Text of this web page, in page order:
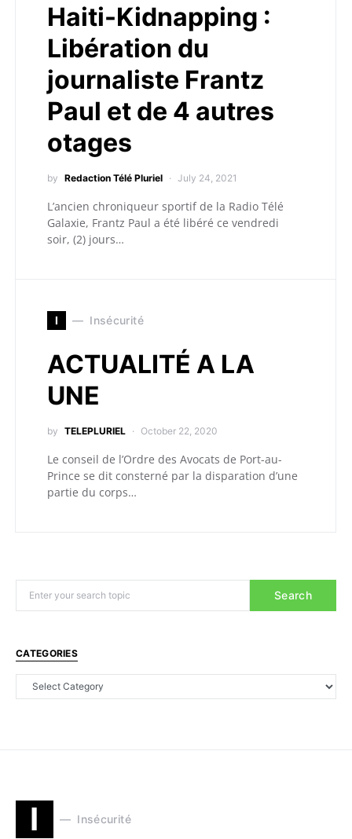
Haiti-Kidnapping :
Libération du
journaliste Frantz
Paul et de 4 autres
otages
by Redaction Télé Pluriel July 24, 2021
L’ancien chroniqueur sportif de la Radio Télé
Galaxie, Frantz Paul a été libéré ce vendredi
soir, (2) jours…
I Insécurité
ACTUALITÉ A LA
UNE
by TELEPLURIEL October 22, 2020
Le conseil de l’Ordre des Avocats de Port-au-
Prince se dit consterné par la disparation d’une
partie du corps…
Search
CATEGORIES
I Insécurité